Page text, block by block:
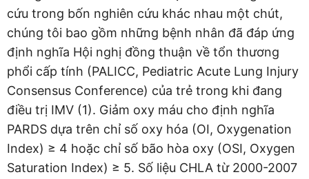
cứu trong bốn nghiên cứu khác nhau một chút,
chúng tôi bao gồm những bệnh nhân đã đáp ứng
định nghĩa Hội nghị đồng thuận về tổn thương
phổi cấp tính (PALICC, Pediatric Acute Lung Injury
Consensus Conference) của trẻ trong khi đang
điều trị IMV (1). Giảm oxy máu cho định nghĩa
PARDS dựa trên chỉ số oxy hóa (OI, Oxygenation
Index) ≥ 4 hoặc chỉ số bão hòa oxy (OSI, Oxygen
Saturation Index) ≥ 5. Số liệu CHLA từ 2000-2007